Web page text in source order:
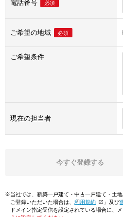
電話番号 必須
ご希望の地域 必須
ご希望条件
現在の担当者
今すぐ登録する
※当社では、新築一戸建て・中古一戸建て・土地
ご登録いただいた場合は、「利用規約 」及び
ドメイン指定受信を設定されている場合に、